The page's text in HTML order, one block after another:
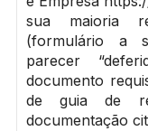
sua maioria
(formulário a
parecer
documento
de guia de
documentação